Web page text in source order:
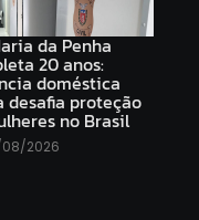
da Penha
20 anos:
doméstica
desafia proteção
no Brasil
2026